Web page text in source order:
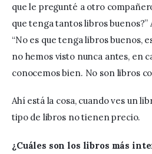
que le pregunté a otro
que tenga tantos libros buenos?”
“No es que tenga libros buenos,
no hemos visto nunca antes, en
conocemos bien. No son libros
Ahí está la cosa, cuando ves un
tipo de libros no tienen precio.
¿Cuáles son los libros más